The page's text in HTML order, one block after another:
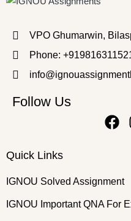
VPO Ghumarwin,
Phone:
Follow Us
Quick Links
IGNOU Solved Assignment
IGNOU Important QNA For